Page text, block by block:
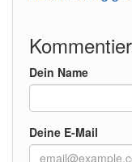
Dein Name
Deine E-Mail